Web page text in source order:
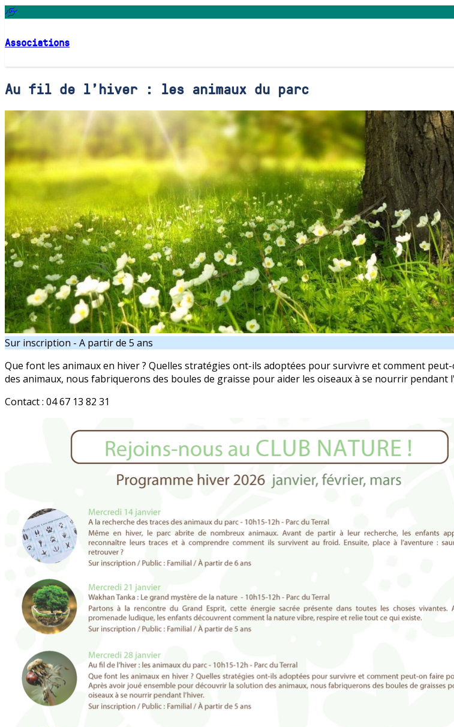
Associations
Au fil de l'hiver : les animaux du parc
Sur inscription - A partir de 5 ans
Que font les animaux en hiver ? Quelles stratégies ont-ils adoptées pour survivre et comment
des animaux, nous fabriquerons des boules de graisse pour aider les oiseaux à se nourrir pendant
Contact : 04 67 13 82 31